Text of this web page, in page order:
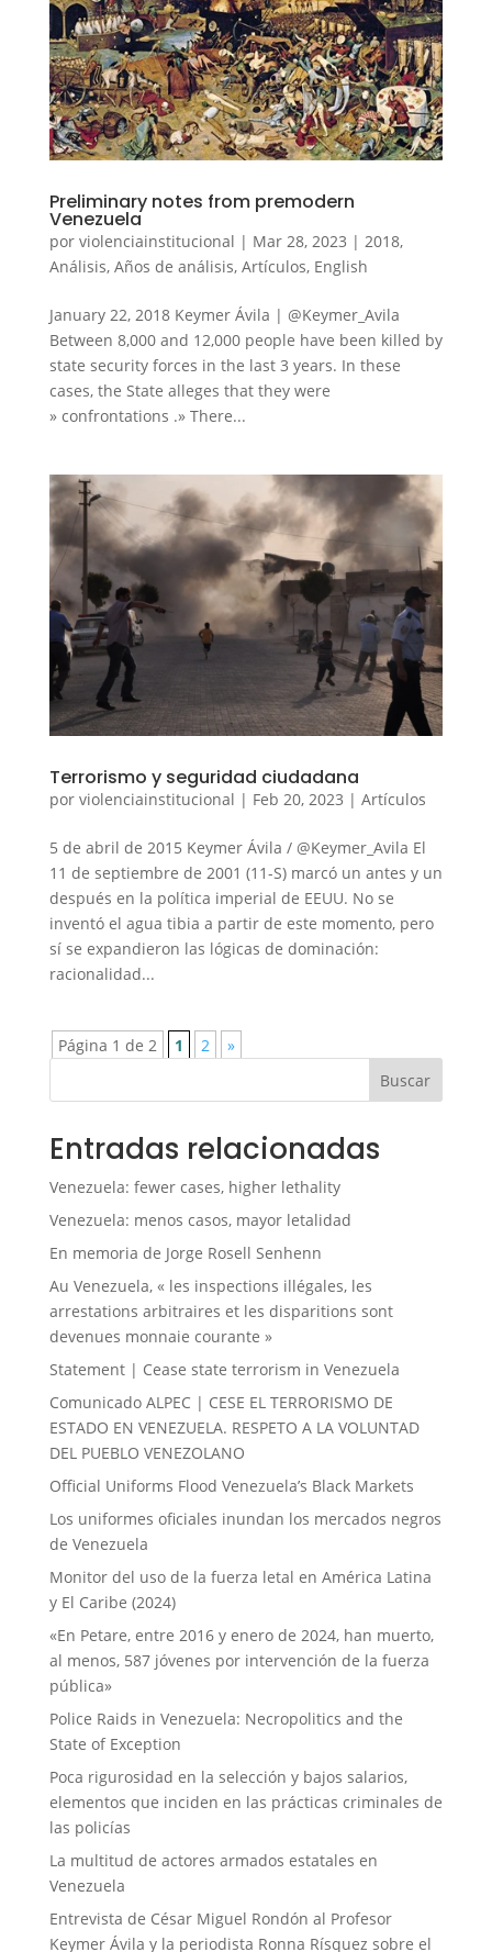
Preliminary notes from premodern
Venezuela
por violenciainstitucional | Mar 28, 2023 | 2018,
Análisis, Años de análisis, Artículos, English
January 22, 2018 Keymer Ávila | @Keymer_Avila
Between 8,000 and 12,000 people have been killed by
state security forces in the last 3 years. In these
cases, the State alleges that they were
» confrontations .» There...
Terrorismo y seguridad ciudadana
por violenciainstitucional | Feb 20, 2023 | Artículos
5 de abril de 2015 Keymer Ávila / @Keymer_Avila El
11 de septiembre de 2001 (11-S) marcó un antes y un
después en la política imperial de EEUU. No se
inventó el agua tibia a partir de este momento, pero
sí se expandieron las lógicas de dominación:
racionalidad...
Página 1 de 2 1 2
»
Buscar
Entradas relacionadas
Venezuela: fewer cases, higher lethality
Venezuela: menos casos, mayor letalidad
En memoria de Jorge Rosell Senhenn
Au Venezuela, « les inspections illégales, les
arrestations arbitraires et les disparitions sont
devenues monnaie courante »
Statement | Cease state terrorism in Venezuela
Comunicado ALPEC | CESE EL TERRORISMO DE
ESTADO EN VENEZUELA. RESPETO A LA VOLUNTAD
DEL PUEBLO VENEZOLANO
Official Uniforms Flood Venezuela’s Black Markets
Los uniformes oficiales inundan los mercados negros
de Venezuela
Monitor del uso de la fuerza letal en América Latina
y El Caribe (2024)
«En Petare, entre 2016 y enero de 2024, han muerto,
al menos, 587 jóvenes por intervención de la fuerza
pública»
Police Raids in Venezuela: Necropolitics and the
State of Exception
Poca rigurosidad en la selección y bajos salarios,
elementos que inciden en las prácticas criminales de
las policías
La multitud de actores armados estatales en
Venezuela
Entrevista de César Miguel Rondón al Profesor
Keymer Ávila y la periodista Ronna Rísquez sobre el